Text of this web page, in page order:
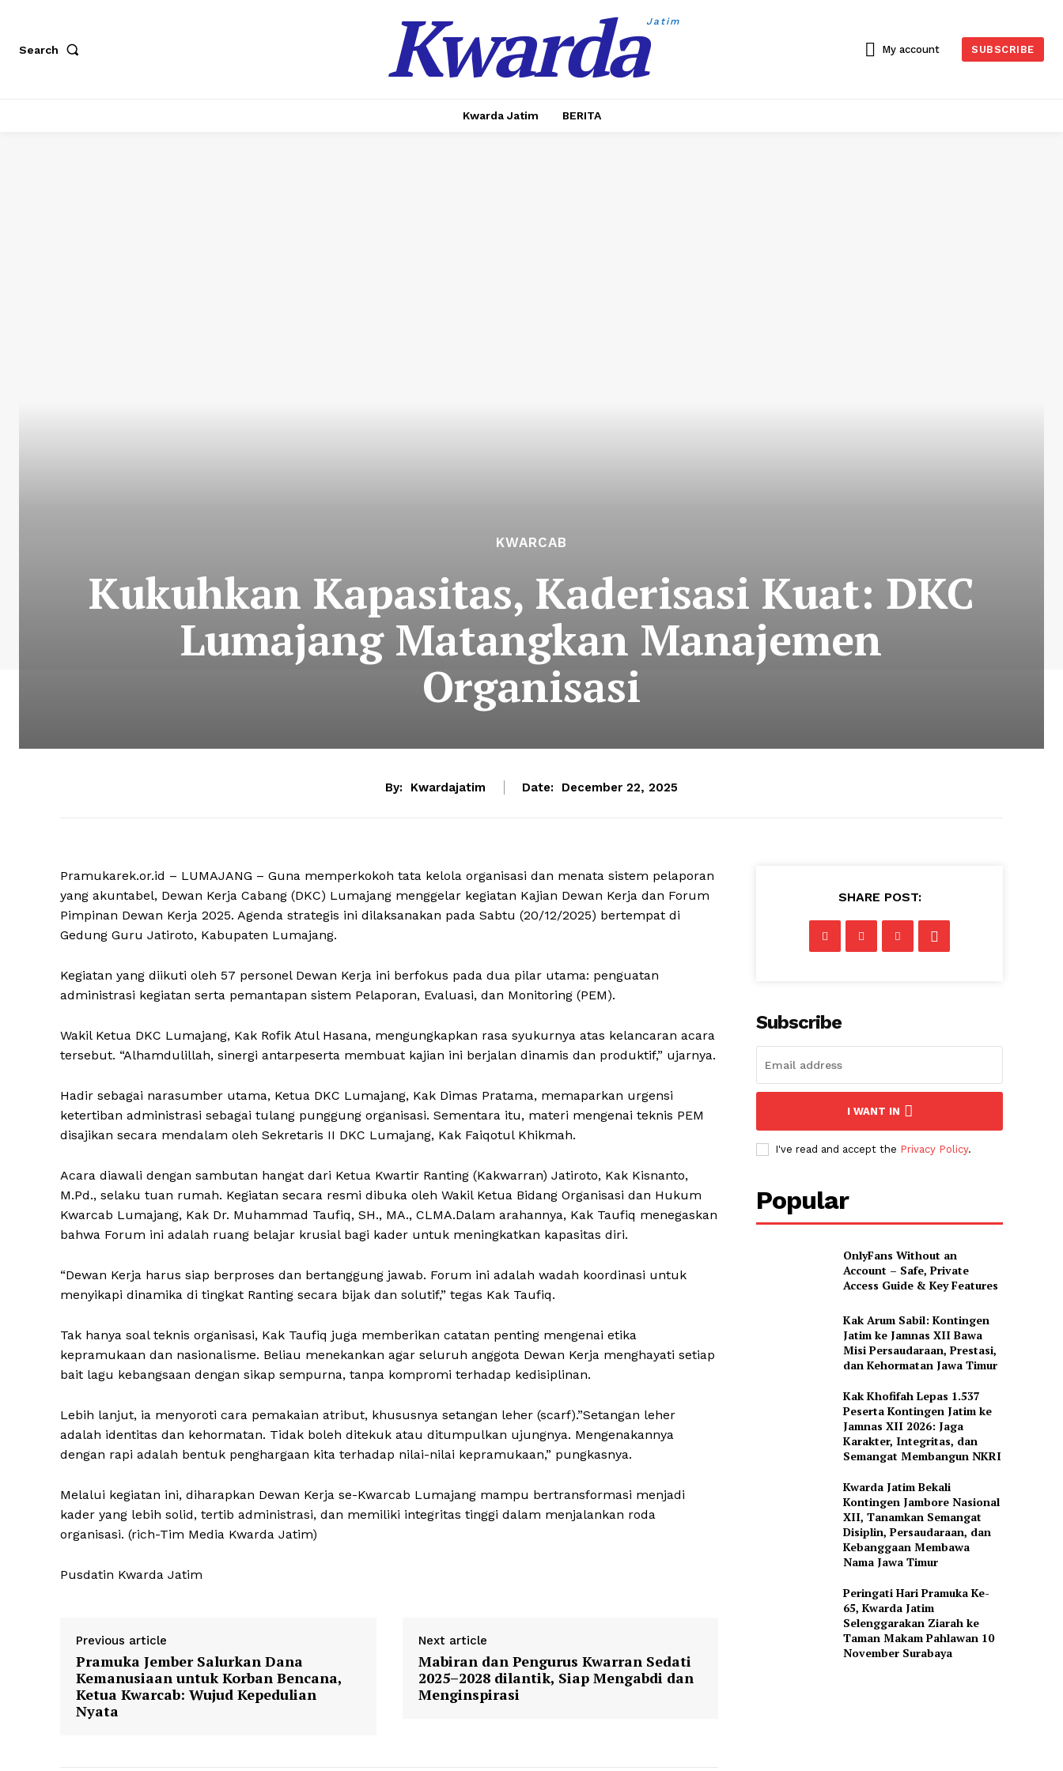
Search KwardaJatim
My account SUBSCRIBE
Kwarda Jatim BERITA
KWARCAB
Kukuhkan Kapasitas, Kaderisasi Kuat: DKC
Lumajang Matangkan Manajemen
Organisasi
By: Kwardajatim Date: December 22, 2025
Pramukarek.or.id – LUMAJANG – Guna memperkokoh tata kelola organisasi dan menata sistem pelaporan
yang akuntabel, Dewan Kerja Cabang (DKC) Lumajang menggelar kegiatan Kajian Dewan Kerja dan Forum
Pimpinan Dewan Kerja 2025. Agenda strategis ini dilaksanakan pada Sabtu (20/12/2025) bertempat di
Gedung Guru Jatiroto, Kabupaten Lumajang.
Kegiatan yang diikuti oleh 57 personel Dewan Kerja ini berfokus pada dua pilar utama: penguatan
administrasi kegiatan serta pemantapan sistem Pelaporan, Evaluasi, dan Monitoring (PEM).
Wakil Ketua DKC Lumajang, Kak Rofik Atul Hasana, mengungkapkan rasa syukurnya atas kelancaran acara
tersebut. “Alhamdulillah, sinergi antarpeserta membuat kajian ini berjalan dinamis dan produktif,” ujarnya.
Hadir sebagai narasumber utama, Ketua DKC Lumajang, Kak Dimas Pratama, memaparkan urgensi
ketertiban administrasi sebagai tulang punggung organisasi. Sementara itu, materi mengenai teknis PEM
disajikan secara mendalam oleh Sekretaris II DKC Lumajang, Kak Faiqotul Khikmah.
Acara diawali dengan sambutan hangat dari Ketua Kwartir Ranting (Kakwarran) Jatiroto, Kak Kisnanto,
M.Pd., selaku tuan rumah. Kegiatan secara resmi dibuka oleh Wakil Ketua Bidang Organisasi dan Hukum
Kwarcab Lumajang, Kak Dr. Muhammad Taufiq, SH., MA., CLMA.Dalam arahannya, Kak Taufiq menegaskan
bahwa Forum ini adalah ruang belajar krusial bagi kader untuk meningkatkan kapasitas diri.
“Dewan Kerja harus siap berproses dan bertanggung jawab. Forum ini adalah wadah koordinasi untuk
menyikapi dinamika di tingkat Ranting secara bijak dan solutif,” tegas Kak Taufiq.
Tak hanya soal teknis organisasi, Kak Taufiq juga memberikan catatan penting mengenai etika
kepramukaan dan nasionalisme. Beliau menekankan agar seluruh anggota Dewan Kerja menghayati setiap
bait lagu kebangsaan dengan sikap sempurna, tanpa kompromi terhadap kedisiplinan.
Lebih lanjut, ia menyoroti cara pemakaian atribut, khususnya setangan leher (scarf).”Setangan leher
adalah identitas dan kehormatan. Tidak boleh ditekuk atau ditumpulkan ujungnya. Mengenakannya
dengan rapi adalah bentuk penghargaan kita terhadap nilai-nilai kepramukaan,” pungkasnya.
Melalui kegiatan ini, diharapkan Dewan Kerja se-Kwarcab Lumajang mampu bertransformasi menjadi
kader yang lebih solid, tertib administrasi, dan memiliki integritas tinggi dalam menjalankan roda
organisasi. (rich-Tim Media Kwarda Jatim)
Pusdatin Kwarda Jatim
Previous article
Pramuka Jember Salurkan Dana
Kemanusiaan untuk Korban Bencana,
Ketua Kwarcab: Wujud Kepedulian
Nyata
Next article
Mabiran dan Pengurus Kwarran Sedati
2025–2028 dilantik, Siap Mengabdi dan
Menginspirasi
SHARE POST:
Subscribe
I WANT IN
I've read and accept the Privacy Policy.
Popular
OnlyFans Without an
Account – Safe, Private
Access Guide & Key Features
Kak Arum Sabil: Kontingen
Jatim ke Jamnas XII Bawa
Misi Persaudaraan, Prestasi,
dan Kehormatan Jawa Timur
Kak Khofifah Lepas 1.537
Peserta Kontingen Jatim ke
Jamnas XII 2026: Jaga
Karakter, Integritas, dan
Semangat Membangun NKRI
Kwarda Jatim Bekali
Kontingen Jambore Nasional
XII, Tanamkan Semangat
Disiplin, Persaudaraan, dan
Kebanggaan Membawa
Nama Jawa Timur
Peringati Hari Pramuka Ke-
65, Kwarda Jatim
Selenggarakan Ziarah ke
Taman Makam Pahlawan 10
November Surabaya